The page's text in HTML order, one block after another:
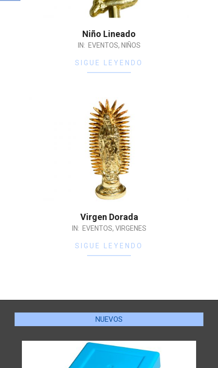
Niño Lineado
IN: EVENTOS, NIÑOS
SIGUE LEYENDO
Virgen Dorada
IN: EVENTOS, VIRGENES
SIGUE LEYENDO
NUEVOS